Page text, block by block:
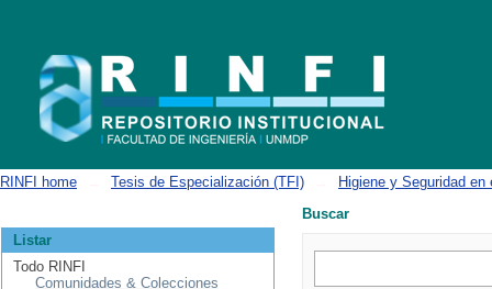
RINFI home Tesis de Especialización (TFI)
Higiene y Seguridad en
Buscar
Listar
Todo RINFI
Comunidades & Colecciones